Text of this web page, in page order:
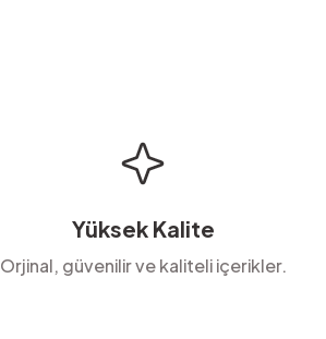
Yüksek Kalite
Orjinal, güvenilir ve kaliteli içerikler.